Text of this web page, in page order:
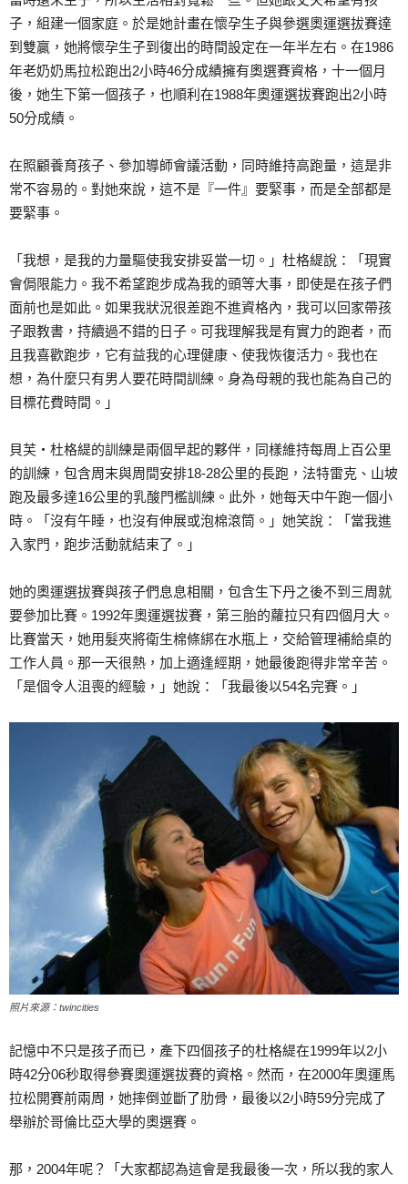
子，組建一個家庭。於是她計畫在懷孕生子與參選奧運選拔賽達
到雙贏，她將懷孕生子到復出的時間設定在一年半左右。在1986
年老奶奶馬拉松跑出2小時46分成績擁有奧選賽資格，十一個月
後，她生下第一個孩子，也順利在1988年奧運選拔賽跑出2小時
50分成績。
在照顧養育孩子、參加導師會議活動，同時維持高跑量，這是非
常不容易的。對她來說，這不是『一件』要緊事，而是全部都是
要緊事。
「我想，是我的力量驅使我安排妥當一切。」杜格緹說：「現實
會侷限能力。我不希望跑步成為我的頭等大事，即使是在孩子們
面前也是如此。如果我狀況很差跑不進資格內，我可以回家帶孩
子跟教書，持續過不錯的日子。可我理解我是有實力的跑者，而
且我喜歡跑步，它有益我的心理健康、使我恢復活力。我也在
想，為什麼只有男人要花時間訓練。身為母親的我也能為自己的
目標花費時間。」
貝芙‧杜格緹的訓練是兩個早起的夥伴，同樣維持每周上百公里
的訓練，包含周末與周間安排18-28公里的長跑，法特雷克、山坡
跑及最多達16公里的乳酸門檻訓練。此外，她每天中午跑一個小
時。「沒有午睡，也沒有伸展或泡棉滾筒。」她笑說：「當我進
入家門，跑步活動就結束了。」
她的奧運選拔賽與孩子們息息相關，包含生下丹之後不到三周就
要參加比賽。1992年奧運選拔賽，第三胎的蘿拉只有四個月大。
比賽當天，她用髮夾將衛生棉條綁在水瓶上，交給管理補給桌的
工作人員。那一天很熱，加上適逢經期，她最後跑得非常辛苦。
「是個令人沮喪的經驗，」她說：「我最後以54名完賽。」
照片來源：twincities
記憶中不只是孩子而已，產下四個孩子的杜格緹在1999年以2小
時42分06秒取得參賽奧運選拔賽的資格。然而，在2000年奧運馬
拉松開賽前兩周，她摔倒並斷了肋骨，最後以2小時59分完成了
舉辦於哥倫比亞大學的奧選賽。
那，2004年呢？「大家都認為這會是我最後一次，所以我的家人